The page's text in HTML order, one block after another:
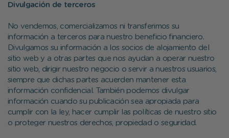
Divulgación de terceros
No vendemos, comercializamos ni transferimos su
información a terceros para nuestro beneficio financiero.
Divulgamos su información a los socios de alojamiento del
sitio web y a otras partes que nos ayudan a operar nuestro
sitio web, dirigir nuestro negocio o servir a nuestros usuarios,
siempre que dichas partes acuerden mantener esta
información confidencial. También podemos divulgar
información cuando su publicación sea apropiada para
cumplir con la ley, hacer cumplir las políticas de nuestro sitio
o proteger nuestros derechos, propiedad o seguridad.